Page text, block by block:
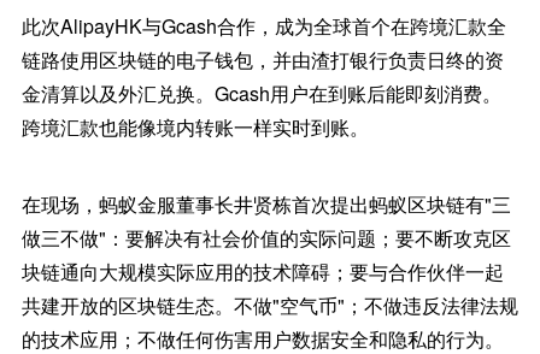
此次AlipayHK与Gcash合作，成为全球首个在跨境汇款全
链路使用区块链的电子钱包，并由渣打银行负责日终的资
金清算以及外汇兑换。Gcash用户在到账后能即刻消费。
跨境汇款也能像境内转账一样实时到账。
在现场，蚂蚁金服董事长井贤栋首次提出蚂蚁区块链有"三
做三不做"：要解决有社会价值的实际问题；要不断攻克区
块链通向大规模实际应用的技术障碍；要与合作伙伴一起
共建开放的区块链生态。不做"空气币"；不做违反法律法规
的技术应用；不做任何伤害用户数据安全和隐私的行为。